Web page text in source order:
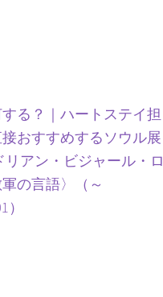
る？｜ハートステイ担
おすすめするソウル展
リアン・ビジャール・ロ
の言語〉（～